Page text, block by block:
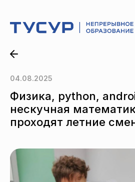
04.08.2025
Физика, python,
нескучная
проходят летние